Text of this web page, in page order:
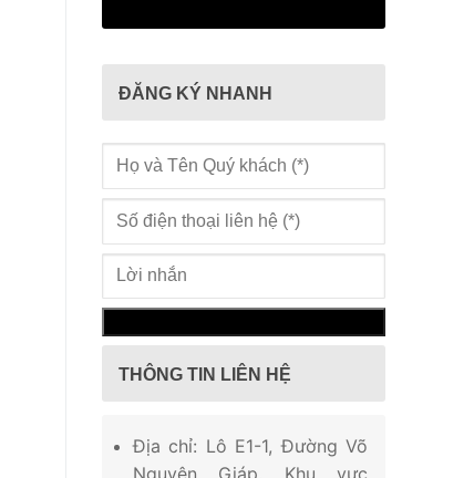
ĐĂNG KÝ NHANH
THÔNG TIN LIÊN HỆ
Địa chỉ: Lô E1-1, Đường Võ